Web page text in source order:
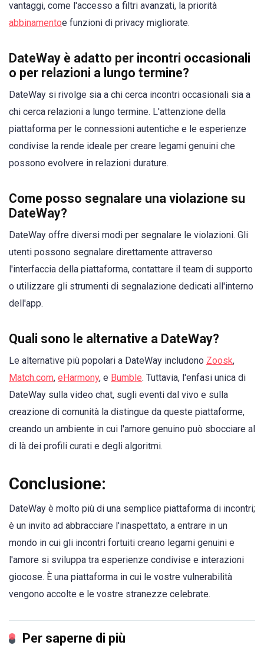
vantaggi, come l'accesso a filtri avanzati, la priorità
abbinamentoe funzioni di privacy migliorate.
DateWay è adatto per incontri occasionali
o per relazioni a lungo termine?
DateWay si rivolge sia a chi cerca incontri occasionali sia a
chi cerca relazioni a lungo termine. L'attenzione della
piattaforma per le connessioni autentiche e le esperienze
condivise la rende ideale per creare legami genuini che
possono evolvere in relazioni durature.
Come posso segnalare una violazione su
DateWay?
DateWay offre diversi modi per segnalare le violazioni. Gli
utenti possono segnalare direttamente attraverso
l'interfaccia della piattaforma, contattare il team di supporto
o utilizzare gli strumenti di segnalazione dedicati all'interno
dell'app.
Quali sono le alternative a DateWay?
Le alternative più popolari a DateWay includono Zoosk,
Match.com, eHarmony, e Bumble. Tuttavia, l'enfasi unica di
DateWay sulla video chat, sugli eventi dal vivo e sulla
creazione di comunità la distingue da queste piattaforme,
creando un ambiente in cui l'amore genuino può sbocciare al
di là dei profili curati e degli algoritmi.
Conclusione:
DateWay è molto più di una semplice piattaforma di incontri;
è un invito ad abbracciare l'inaspettato, a entrare in un
mondo in cui gli incontri fortuiti creano legami genuini e
l'amore si sviluppa tra esperienze condivise e interazioni
giocose. È una piattaforma in cui le vostre vulnerabilità
vengono accolte e le vostre stranezze celebrate.
Per saperne di più